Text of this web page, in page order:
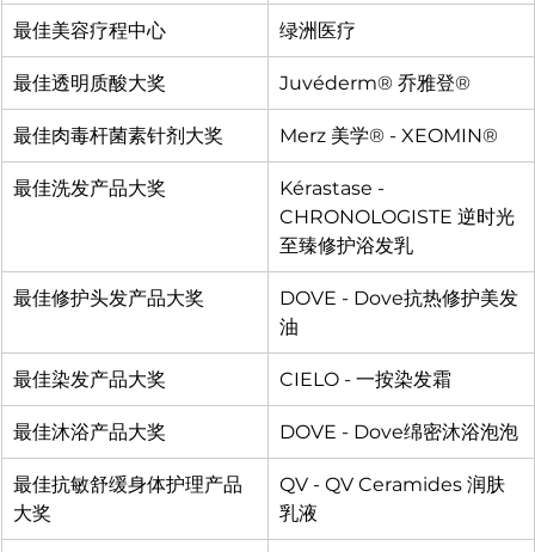
最佳美容疗程中心 绿洲医疗
最佳透明质酸大奖 Juvéderm® 乔雅登®
最佳肉毒杆菌素针剂大奖 Merz 美学® - XEOMIN®
最佳洗发产品大奖
Kérastase -
CHRONOLOGISTE 逆时光
至臻修护浴发乳
最佳修护头发产品大奖
DOVE - Dove抗热修护美发
油
最佳染发产品大奖 CIELO - 一按染发霜
最佳沐浴产品大奖 DOVE - Dove绵密沐浴泡泡
最佳抗敏舒缓身体护理产品
大奖
QV - QV Ceramides 润肤
乳液